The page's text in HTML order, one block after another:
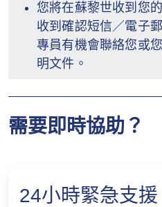
您將在蘇黎世收到您
收到確認短信／電子
專員有機會聯絡您或
明文件。
需要即時協助？
24小時緊急支援